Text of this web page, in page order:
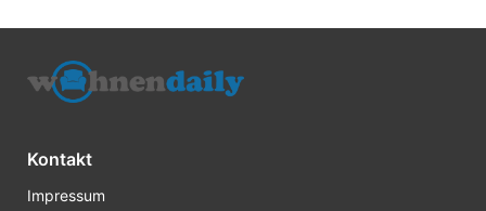
Kontakt
Impressum